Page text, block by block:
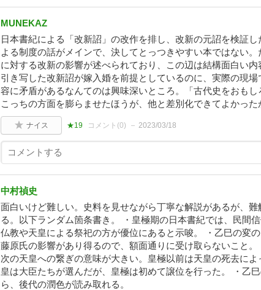
MUNEKAZ
日本書紀による「改新詔」の改作を排し、改新の元詔を検証
よる制度の話がメインで、決してとっつきやすい本ではない
に対する改新の影響が述べられており、この辺は結構面白い
引き写した改新詔が嫁入婚を前提としているのに、実際の現
容に矛盾があるなんてのは興味深いところ。「古代史をおもし
こっちの方面を膨らませたほうが、他と差別化できてよかった
ナイス ★19 コメント(0) 2023/03/18
中村禎史
面白いけど難しい。史料を見せながら丁寧な解説があるが、難
る。以下ランダム箇条書き。 ・皇極期の日本書紀では、民間
仏教や天皇による祭祀の方が優位にあると示唆。 ・乙巳の変
藤原氏の影響があり得るので、額面通りに受け取らないこと
次の天皇への繋ぎの意味が大きい。皇極以前は天皇の死去に
皇は大臣たちが選んだが、皇極は初めて譲位を行った。 ・乙
ら、後代の潤色が読み取れる。